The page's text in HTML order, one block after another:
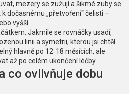
mezery se zužují a šikmé zuby se
dočasnému „přetvoření“ čelisti –
vyšší.
Jakmile se rovnáčky usadí,
linii a symetrii, kterou jsi chtěl
hlavně po 12‑18 měsících, ale
až po celém ukončení léčby.
co ovlivňuje dobu